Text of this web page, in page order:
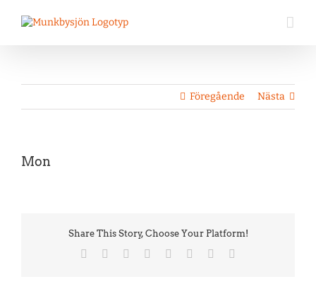
Föregående Nästa
Visa
Mon
Share This Story, Choose Your Platform!
Facebook
TwitterReddit LinkedIn
TumblrPinterest